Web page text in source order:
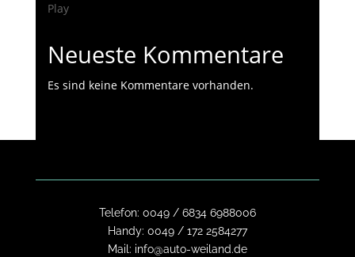
Play
Neueste Kommentare
Es sind keine Kommentare vorhanden.
Telefon: 0049 / 6834 6988006
Handy: 0049 / 172 2584277
Mail: info@auto-weiland.de